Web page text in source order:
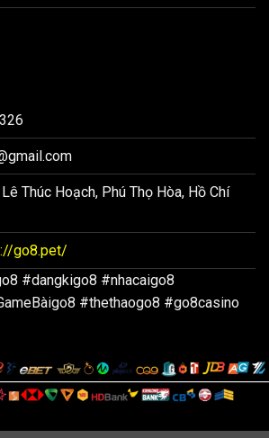
Thúc Hoạch, Phú Thọ Hòa, Hồ Chí
go8.pet/
#dangkigo8 #nhacaigo8
#thethaogo8 #go8casino